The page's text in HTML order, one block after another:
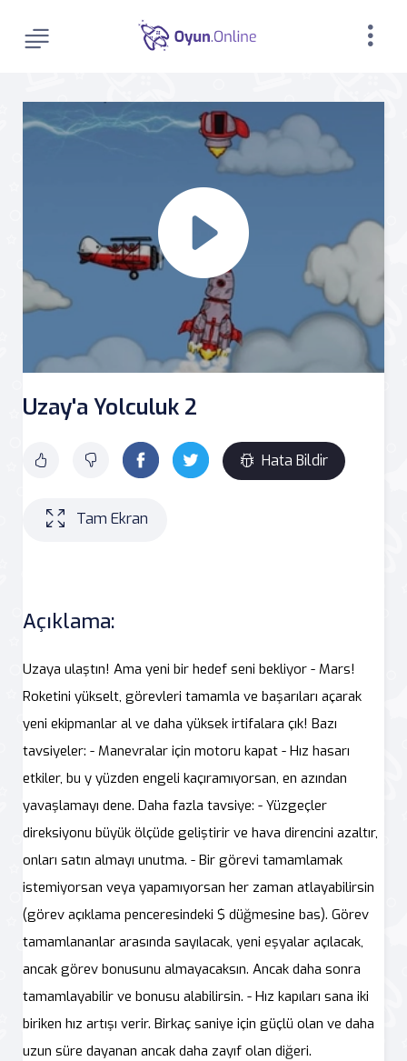
Uzay'a Yolculuk 2
Hata Bildir
Tam Ekran
Açıklama:
Uzaya ulaştın! Ama yeni bir hedef seni bekliyor - Mars!
Roketini yükselt, görevleri tamamla ve başarıları açarak
yeni ekipmanlar al ve daha yüksek irtifalara çık! Bazı
tavsiyeler: - Manevralar için motoru kapat - Hız hasarı
etkiler, bu y yüzden engeli kaçıramıyorsan, en azından
yavaşlamayı dene. Daha fazla tavsiye: - Yüzgeçler
direksiyonu büyük ölçüde geliştirir ve hava direncini azaltır,
onları satın almayı unutma. - Bir görevi tamamlamak
istemiyorsan veya yapamıyorsan her zaman atlayabilirsin
(görev açıklama penceresindeki $ düğmesine bas). Görev
tamamlananlar arasında sayılacak, yeni eşyalar açılacak,
ancak görev bonusunu almayacaksın. Ancak daha sonra
tamamlayabilir ve bonusu alabilirsin. - Hız kapıları sana iki
biriken hız artışı verir. Birkaç saniye için güçlü olan ve daha
uzun süre dayanan ancak daha zayıf olan diğeri.